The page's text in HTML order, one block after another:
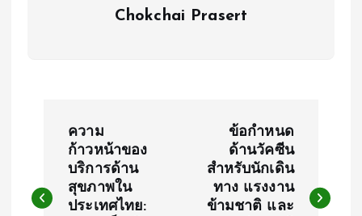
Chokchai Prasert
s
ความ
ก้าวหน้าของ
บริการด้าน
สุขภาพใน
ประเทศไทย:
ข้อกำหนด
ด้านวัคซีน
สำหรับนักเดิน
ทาง แรงงาน
ข้ามชาติ และ